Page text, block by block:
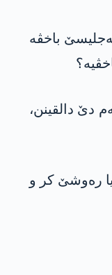
باخڤە
دێ دالقینن،
رەوشێ کر و